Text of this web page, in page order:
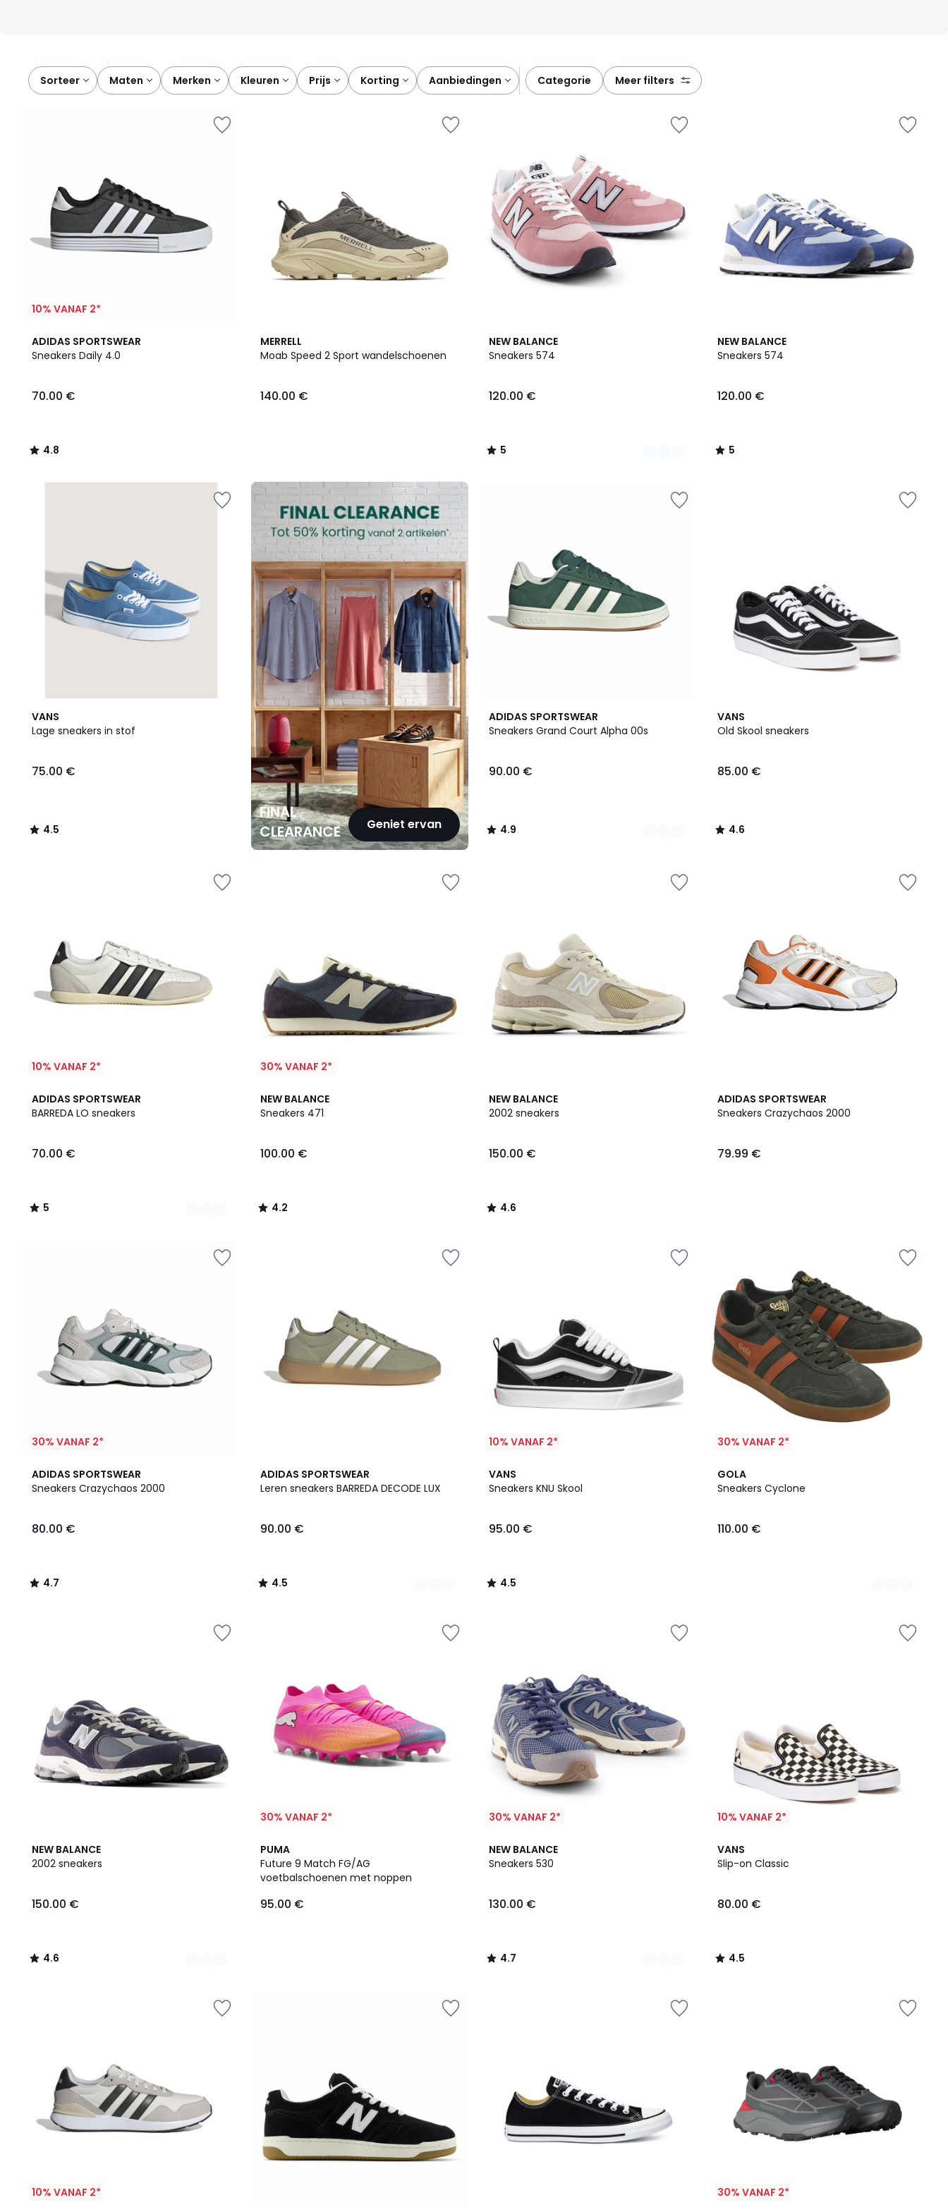
Sorteer maten merken kleuren prijs korting aanbiedingen categorie meer filters
10% VANAF 2*
ADIDAS SPORTSWEAR
Sneakers Daily 4.0
€.
70.00 €
4.8
/ 5
4.8
/
MERRELL
Moab Speed 2 Sport wandelschoenen
140.00 €
NEW BALANCE
Sneakers 574
120.00 €
5
/
2
Kleuren
5
/
NEW BALANCE
Sneakers 574
120.00 €
5
/
5
/
VANS
Lage sneakers in stof
75.00 €
4.5
/ 5
4.5
/
FINAL
CLEARANCE
Geniet ervan
FINAL
CLEARANCE
ADIDAS SPORTSWEAR
Sneakers Grand Court Alpha 00s
90.00 €
4.9
/ 5
2
Kleuren
4.9
/
VANS
Old Skool sneakers
85.00 €
4.6
/ 5
4.6
/
10% VANAF 2*
ADIDAS SPORTSWEAR
BARREDA LO sneakers
70.00 €
5
/
2
Kleuren
5
/
30% VANAF 2*
NEW BALANCE
Sneakers 471
100.00 €
4.2
/ 5
4.2
/
NEW BALANCE
2002 sneakers
150.00 €
4.6
/ 5
4.6
/
ADIDAS SPORTSWEAR
Sneakers Crazychaos 2000
79.99 €
30% VANAF 2*
ADIDAS SPORTSWEAR
Sneakers Crazychaos 2000
80.00 €
4.7
/ 5
4.7
/
ADIDAS SPORTSWEAR
Leren sneakers BARREDA DECODE LUX
90.00 €
4.5
/ 5
2
Kleuren
4.5
/
10% VANAF 2*
VANS
Sneakers KNU Skool
95.00 €
4.5
/ 5
4.5
/
30% VANAF 2*
GOLA
Sneakers Cyclone
110.00 €
2
Kleuren
NEW BALANCE
2002 sneakers
150.00 €
4.6
/ 5
3
Kleuren
4.6
/
30% VANAF 2*
PUMA
Future 9 Match FG/AG
voetbalschoenen met noppen
95.00 €
30% VANAF 2*
NEW BALANCE
Sneakers 530
130.00 €
4.7
/ 5
3
Kleuren
4.7
/
10% VANAF 2*
VANS
Slip-on Classic
80.00 €
4.5
/ 5
4.5
/
10% VANAF 2* 30% VANAF 2*